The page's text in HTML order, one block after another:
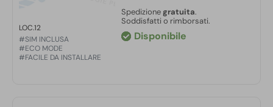
Temperatura operativa:-20°C ~ +70°C
Umidità operativa:
Resistenza all’acqua:
LOC.12
#SIM INCLUSA
#ECO MODE
#FACILE DA INSTALLARE
Spedizione gratuita.
Soddisfatti o rimborsati.
Disponibile